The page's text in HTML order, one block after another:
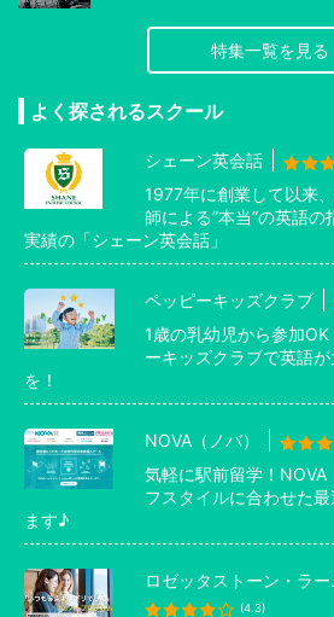
特集一覧を見る
よく探されるスクール
シェーン英会話
1977年に創業して以来
師による”本当”の英語
実績の「シェーン英会話」
ペッピーキッズクラブ
1歳の乳幼児から参加
ーキッズクラブで英語
を！
NOVA（ノバ）
気軽に駅前留学！NOVA
フスタイルに合わせた
ます♪
ロゼッタストーン・ラ
(4.3)